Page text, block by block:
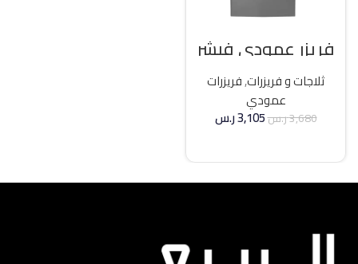
فريزر عمودي فيشر
21 قدم انفرتر – فضي
ثلاجات و فريزرات,فريزرات
عمودي
3,680ر.س3,105ر.س